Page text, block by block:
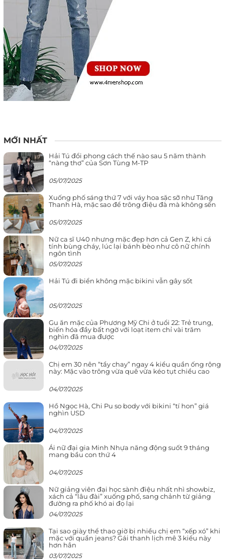
MỚI NHẤT
Hải Tú đổi phong cách thế nào sau 5 năm thành
“nàng thơ” của Sơn Tùng M-TP
05/07/2025
Xuống phố sáng thứ 7 với váy hoa sặc sỡ như Tăng
Thanh Hà, mặc sao để trông điệu đà mà không sến
05/07/2025
Nữ ca sĩ U40 nhưng mặc đẹp hơn cả Gen Z, khi cá
tính bùng cháy, lúc lại bánh bèo như cô nữ chính
ngôn tình
05/07/2025
Hải Tú đi biển không mặc bikini vẫn gây sốt
05/07/2025
Gu ăn mặc của Phương Mỹ Chi ở tuổi 22: Trẻ trung,
biến hóa đầy bất ngờ với loạt item chỉ vài trăm
nghìn đã mua được
04/07/2025
Chị em 30 nên “tẩy chay” ngay 4 kiểu quần ống rộng
này: Mặc vào trông vừa quê vừa kéo tụt chiều cao
04/07/2025
Hồ Ngọc Hà, Chi Pu so body với bikini “tí hon” giá
nghìn USD
04/07/2025
Ái nữ đại gia Minh Nhựa năng động suốt 9 tháng
mang bầu con thứ 4
04/07/2025
Nữ giảng viên đại học sành điệu nhất nhì showbiz,
xách cả “lâu đài” xuống phố, sang chảnh từ giảng
đường ra phố khó ai đọ lại
04/07/2025
Tại sao giày thể thao giờ bị nhiều chị em “xếp xó” khi
mặc với quần jeans? Gái thanh lịch mê 3 kiểu này
hơn hẳn
03/07/2025